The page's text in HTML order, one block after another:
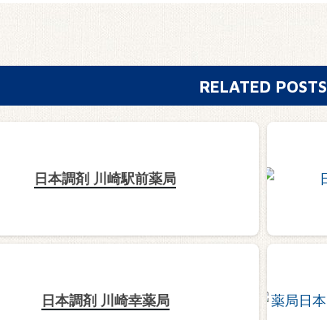
RELATED POSTS
日本調剤 川崎駅前薬局
日本調剤 川崎幸薬局